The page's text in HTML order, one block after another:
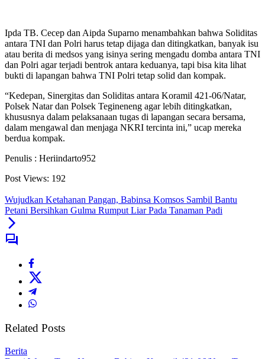
Ipda TB. Cecep dan Aipda Suparno menambahkan bahwa Soliditas
antara TNI dan Polri harus tetap dijaga dan ditingkatkan, banyak isu
atau berita di medsos yang isinya sering mengadu domba antara TNI
dan Polri agar terjadi bentrok antara keduanya, tapi bisa kita lihat
bukti di lapangan bahwa TNI Polri tetap solid dan kompak.
“Kedepan, Sinergitas dan Soliditas antara Koramil 421-06/Natar,
Polsek Natar dan Polsek Tegineneng agar lebih ditingkatkan,
khususnya dalam pelaksanaan tugas di lapangan secara bersama,
dalam mengawal dan menjaga NKRI tercinta ini,” ucap mereka
berdua kompak.
Penulis : Heriindarto952
Post Views: 192
Wujudkan Ketahanan Pangan, Babinsa Komsos Sambil Bantu
Petani Bersihkan Gulma Rumput Liar Pada Tanaman Padi
Related Posts
Berita